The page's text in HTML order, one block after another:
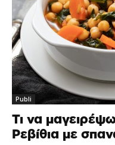
Publi
Τι να
Ρεβίθια με